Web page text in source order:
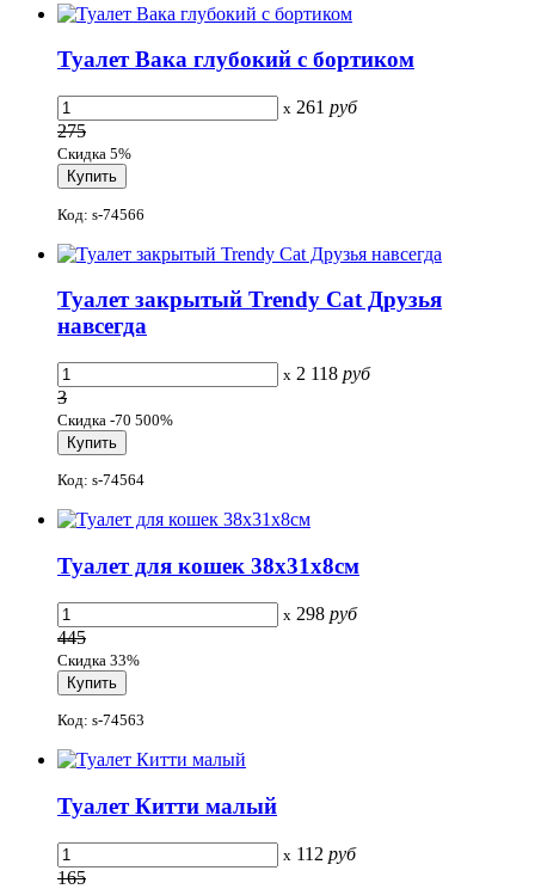
Туалет Вака глубокий с бортиком
x 261 руб
275
Скидка 5%
Код: s-74566
Туалет закрытый Trеndy Cat Друзья
навсегда
x 2 118 руб
3
Скидка -70 500%
Код: s-74564
Туалет для кошек 38x31x8см
x 298 руб
445
Скидка 33%
Код: s-74563
Туалет Китти малый
x 112 руб
165